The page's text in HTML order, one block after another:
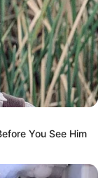
You See Him